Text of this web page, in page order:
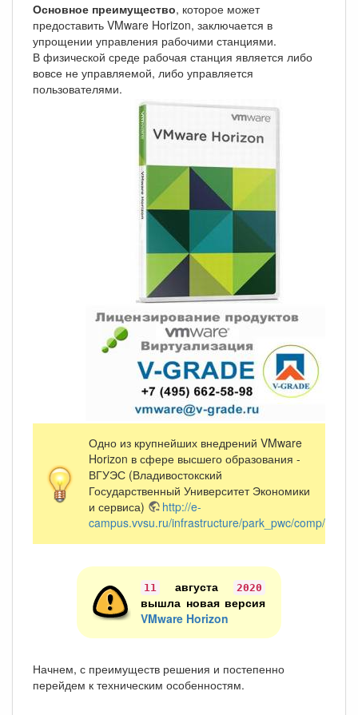
Основное преимущество, которое может
предоставить VMware Horizon, заключается в
упрощении управления рабочими станциями.
В физической среде рабочая станция является либо
вовсе не управляемой, либо управляется
пользователями.
Одно из крупнейших внедрений VMware
Horizon в сфере высшего образования -
ВГУЭС (Владивостокский
Государственный Университет Экономики
и сервиса)
http://e-
campus.vvsu.ru/infrastructure/park_pwc/comp/
11 августа 2020
вышла новая версия
VMware Horizon
Начнем, с преимуществ решения и постепенно
перейдем к техническим особенностям.